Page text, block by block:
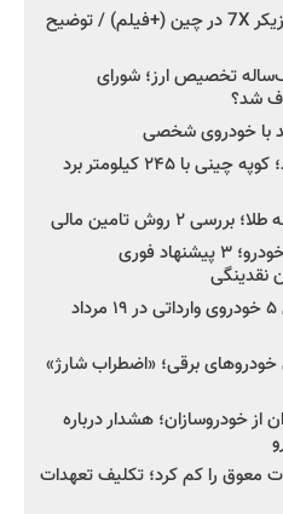
آتش‌سوزی شاسی بلند برقی زیکر 7X در چین (+فیلم) / توضیح
تخصیص ارز؛ شورای
شد؟
با خودروی شخصی
MG 07 هیبریدی معرفی شد؛ کوپه چینی با ۲۴۵ کیلومتر برد
۲ روش تامین مالی
زنگ خطر برای زنجیره تأمین خودرو؛ ۳ پیشنهاد فوری
نقدینگی
اعلام قیمت و جزئیات فروش ۵ خودروی وارداتی در ۱۹ مرداد
برقی؛ «اضطراب شارژ»
از خودروسازان؛ هشدار درباره
تعهدات معوق را کم کرد؛ تکلیف تعهدات